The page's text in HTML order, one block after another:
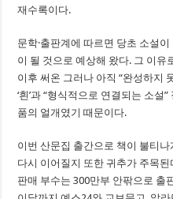
재수록이다.
문학·출판계에 따르면 당초 소설
이 될 것으로 예상해 왔다. 그 이유
이후 써온 그러나 아직 “완성하지
‘흰’과 “형식적으로 연결되는 소
품의 얼개였기 때문이다.
이번 산문집 출간으로 책이 불티나
다시 이어질지 또한 귀추가 주목
판매 부수는 300만부 안팎으로 출